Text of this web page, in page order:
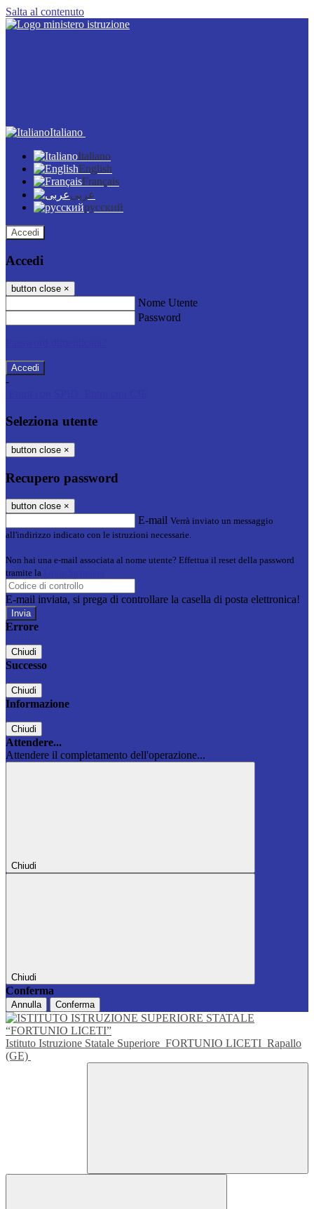
Salta al contenuto
Italiano
Italiano
English
Français
عربى
русский
Accedi
Accedi
button close ×
Nome Utente
Password
-
Seleziona utente
button close ×
Recupero password
button close ×
E-mail Verrà inviato un messaggio
all'indirizzo indicato con le istruzioni necessarie.
Non hai una e-mail associata al nome utente? Effettua il reset della password
tramite la
E-mail inviata, si prega di controllare la casella di posta elettronica!
Errore
Chiudi
Successo
Chiudi
Informazione
Chiudi
Attendere...
Attendere il completamento dell'operazione...
Chiudi
Chiudi
Conferma
Annulla Conferma
Istituto Istruzione Statale Superiore FORTUNIO LICETI Rapallo
(GE)